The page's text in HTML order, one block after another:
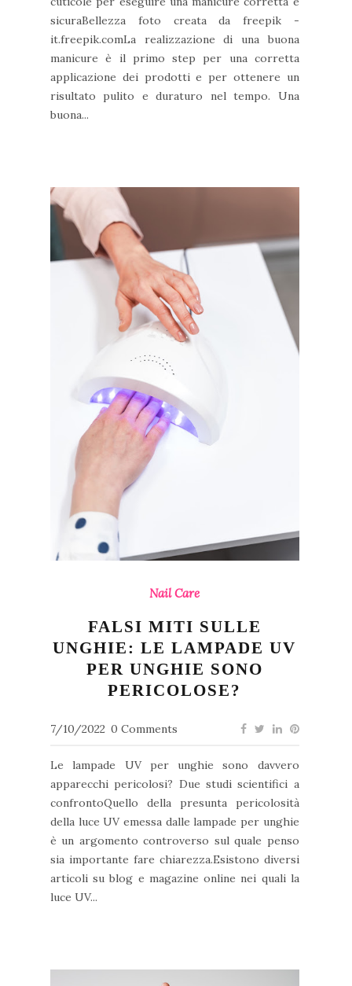
sicuraBellezza foto creata da freepik -
it.freepik.comLa realizzazione di una buona
manicure è il primo step per una corretta
applicazione dei prodotti e per ottenere un
risultato pulito e duraturo nel tempo. Una
buona...
Nail Care
FALSI MITI SULLE
UNGHIE: LE LAMPADE UV
PER UNGHIE SONO
PERICOLOSE?
7/10/2022 0 Comments
Le lampade UV per unghie sono davvero
apparecchi pericolosi? Due studi scientifici a
confrontoQuello della presunta pericolosità
della luce UV emessa dalle lampade per unghie
è un argomento controverso sul quale penso
sia importante fare chiarezza.Esistono diversi
articoli su blog e magazine online nei quali la
luce UV...